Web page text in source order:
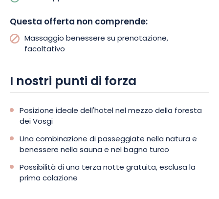
Questa offerta non comprende:
Massaggio benessere su prenotazione,
facoltativo
I nostri punti di forza
Posizione ideale dell'hotel nel mezzo della foresta
dei Vosgi
Una combinazione di passeggiate nella natura e
benessere nella sauna e nel bagno turco
Possibilità di una terza notte gratuita, esclusa la
prima colazione